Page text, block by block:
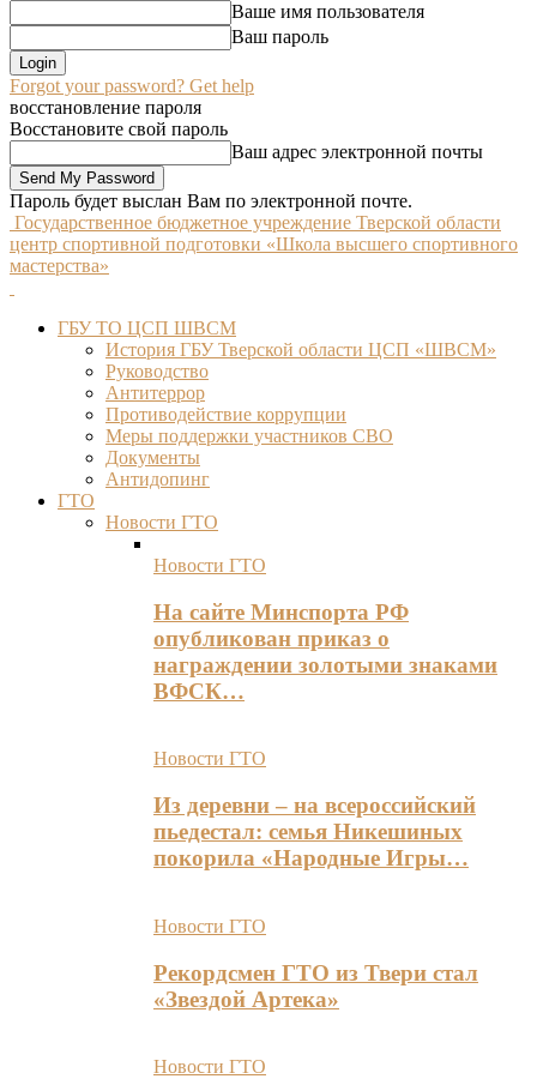
Ваше имя пользователя
Ваш пароль
Forgot your password? Get help
восстановление пароля
Восстановите свой пароль
Ваш адрес электронной почты
Пароль будет выслан Вам по электронной почте.
Государственное бюджетное учреждение Тверской области
центр спортивной подготовки «Школа высшего спортивного
мастерства»
ГБУ ТО ЦСП ШВСМ
История ГБУ Тверской области ЦСП «ШВСМ»
Руководство
Антитеррор
Противодействие коррупции
Меры поддержки участников СВО
Документы
Антидопинг
ГТО
Новости ГТО
Новости ГТО
На сайте Минспорта РФ
опубликован приказ о
награждении золотыми знаками
ВФСК…
Новости ГТО
Из деревни – на всероссийский
пьедестал: семья Никешиных
покорила «Народные Игры…
Новости ГТО
Рекордсмен ГТО из Твери стал
«Звездой Артека»
Новости ГТО